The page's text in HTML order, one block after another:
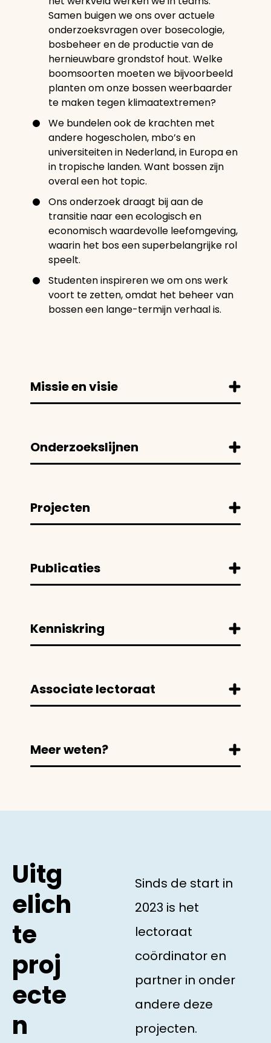
Samen buigen we ons over actuele
onderzoeksvragen over bosecologie,
bosbeheer en de productie van de
hernieuwbare grondstof hout. Welke
boomsoorten moeten we bijvoorbeeld
planten om onze bossen weerbaarder
te maken tegen klimaatextremen?
We bundelen ook de krachten met
andere hogescholen, mbo’s en
universiteiten in Nederland, in Europa en
in tropische landen. Want bossen zijn
overal een hot topic.
Ons onderzoek draagt bij aan de
transitie naar een ecologisch en
economisch waardevolle leefomgeving,
waarin het bos een superbelangrijke rol
speelt.
Studenten inspireren we om ons werk
voort te zetten, omdat het beheer van
bossen een lange-termijn verhaal is.
Missie en visie
Onderzoekslijnen
Projecten
Publicaties
Kenniskring
Associate lectoraat
Meer weten?
Uitg
elich
te
proj
ecte
n
Sinds de start in
2023 is het
lectoraat
coördinator en
partner in onder
andere deze
projecten.